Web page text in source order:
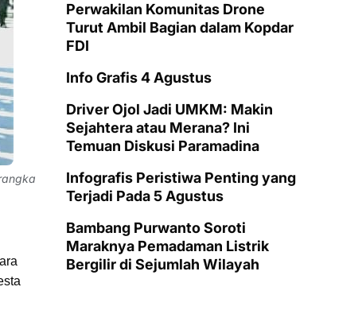
Perwakilan Komunitas Drone
Turut Ambil Bagian dalam Kopdar
FDI
Info Grafis 4 Agustus
Driver Ojol Jadi UMKM: Makin
Sejahtera atau Merana? Ini
Temuan Diskusi Paramadina
Infografis Peristiwa Penting yang
Terjadi Pada 5 Agustus
Bambang Purwanto Soroti
Maraknya Pemadaman Listrik
Bergilir di Sejumlah Wilayah